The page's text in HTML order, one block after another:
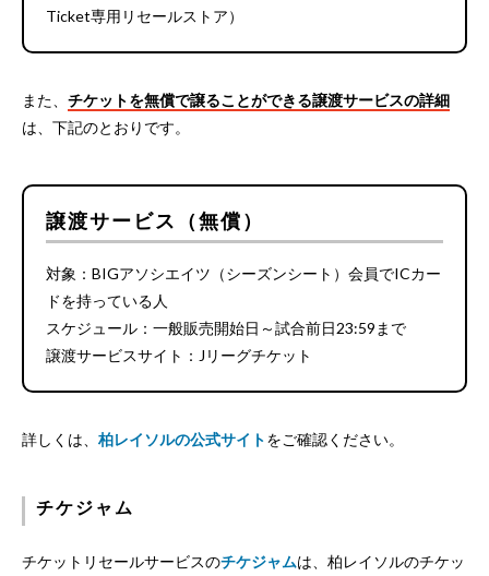
Ticket専用リセールストア）
また、 チケットを無償で譲ることができる譲渡サービスの詳細
は、下記のとおりです。
譲渡サービス（無償）
対象：BIGアソシエイツ（シーズンシート）会員でICカー
ドを持っている人
スケジュール：一般販売開始日～試合前日23:59まで
譲渡サービスサイト：Jリーグチケット
詳しくは、 柏レイソルの公式サイトをご確認ください。
チケジャム
チケットリセールサービスのチケジャムは、柏レイソルのチケッ